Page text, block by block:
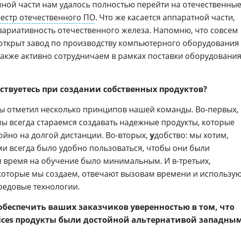
части нам удалось полностью перейти на отечественные
отечественного ПО. Что же касается аппаратной части,
отечественного железа. Напомню, что совсем
завод по производству компьютерного оборудования
активно сотрудничаем в рамках поставки оборудования
при создании собственных продуктов?
отметил несколько принципов нашей команды. Во-первых,
всегда стараемся создавать надежные продукты, которые
на долгой дистанции. Во-вторых, удобство: мы хотим,
всегда было удобно пользоваться, чтобы они были
время на обучение было минимальным. И в-третьих,
мы создаем, отвечают вызовам времени и
технологии.
ваших заказчиков уверенностью в том, что
продукты были достойной альтернативой